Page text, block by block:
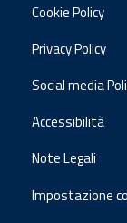
Cookie Policy
Privacy Policy
Social media
Accessibilità
Note Legali
Impostazione